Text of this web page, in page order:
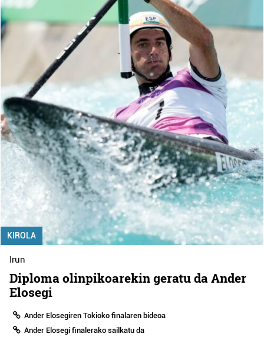
KIROLA
Irun
Diploma olinpikoarekin geratu da Ander
Elosegi
Ander Elosegiren Tokioko finalaren bideoa
Ander Elosegi finalerako sailkatu da